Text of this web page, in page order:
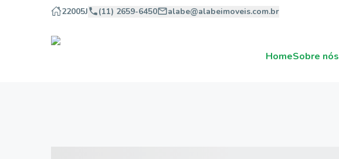
22005J (11) 2659-6450 alabe@alabeimoveis.com.br
HomeSobre nós